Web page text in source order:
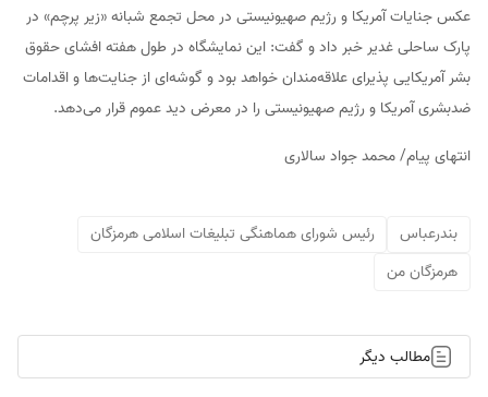
عکس جنایات آمریکا و رژیم صهیونیستی در محل تجمع شبانه «زیر پرچم» در
پارک ساحلی غدیر خبر داد و گفت: این نمایشگاه در طول هفته افشای حقوق
بشر آمریکایی پذیرای علاقه‌مندان خواهد بود و گوشه‌ای از جنایت‌ها و اقدامات
ضدبشری آمریکا و رژیم صهیونیستی را در معرض دید عموم قرار می‌دهد.
انتهای پیام/ محمد جواد سالاری
بندرعباس
رئیس شورای هماهنگی تبلیغات اسلامی هرمزگان
هرمزگان من
مطالب دیگر